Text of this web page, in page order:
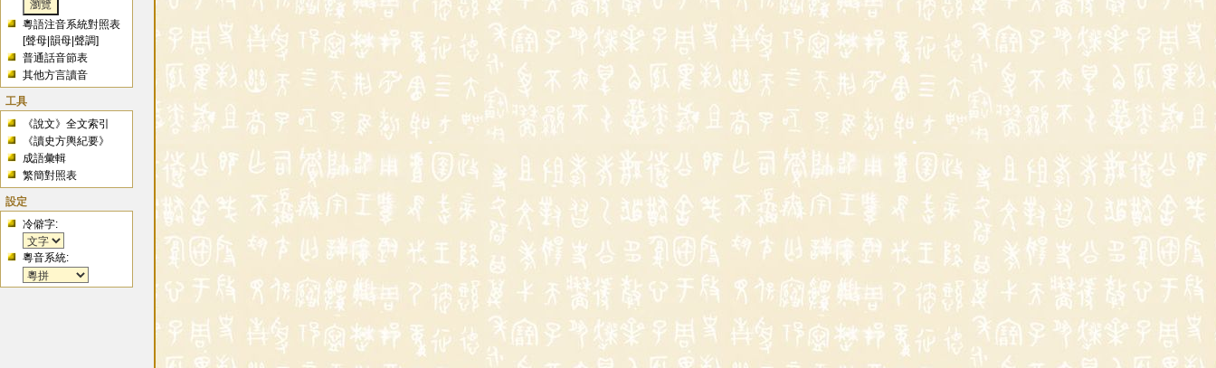
粵語注音系統對照表
[聲母 |韻母 |聲調]
普通話音節表
其他方言讀音
工具
《說文》全文索引
《讀史方輿紀要》
成語彙輯
繁簡對照表
設定
冷僻字:
粵音系統: